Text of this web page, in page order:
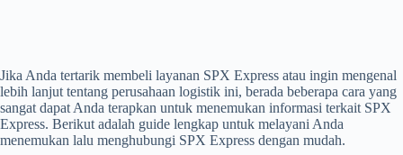
Jika Anda tertarik membeli layanan SPX Express atau ingin mengenal
lebih lanjut tentang perusahaan logistik ini, berada beberapa cara yang
sangat dapat Anda terapkan untuk menemukan informasi terkait SPX
Express. Berikut adalah guide lengkap untuk melayani Anda
menemukan lalu menghubungi SPX Express dengan mudah.